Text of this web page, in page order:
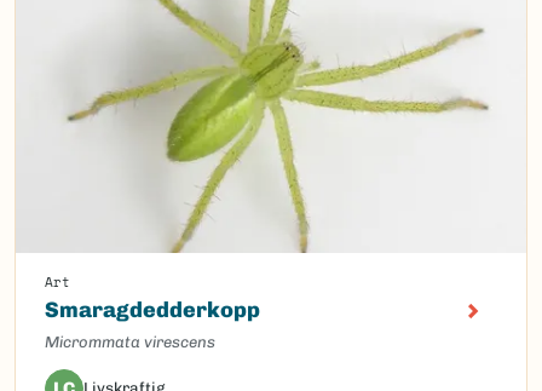
Art
Smaragdedderkopp
Micrommata virescens